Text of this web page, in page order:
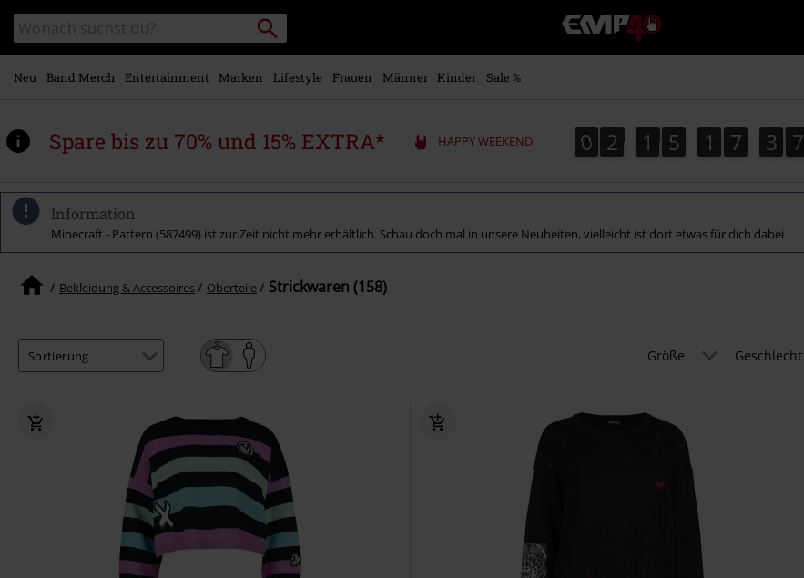
Hauptinhalt
springen
Katalog
durchsuchen
Packstation
suchen
EMP
Merchandise
-
Rock
&
Neu Band Merch Entertainment Marken Lifestyle Frauen Männer Kinder Sale %
Spare bis zu 70% und 15% EXTRA* HAPPY WEEKEND 0
0 2
2 1
1 5
5 1
1 7
7 3
4
3 5
6
5
7
6
Information
Minecraft - Pattern (587499) ist zur Zeit nicht mehr erhältlich. Schau doch mal in unsere Neuheiten, vielleicht ist dort etwas für dich dabei.
Bekleidung & Accessoires Oberteile Strickwaren (158)
Größe Geschlecht